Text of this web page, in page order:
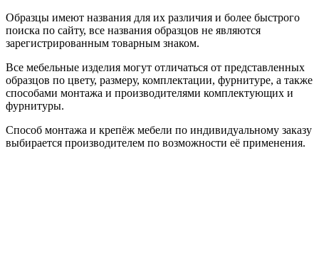
Образцы имеют названия для их различия и более быстрого
поиска по сайту, все названия образцов не являются
зарегистрированным товарным знаком.
Все мебельные изделия могут отличаться от представленных
образцов по цвету, размеру, комплектации, фурнитуре, а также
способами монтажа и производителями комплектующих и
фурнитуры.
Способ монтажа и крепёж мебели по индивидуальному заказу
выбирается производителем по возможности её применения.